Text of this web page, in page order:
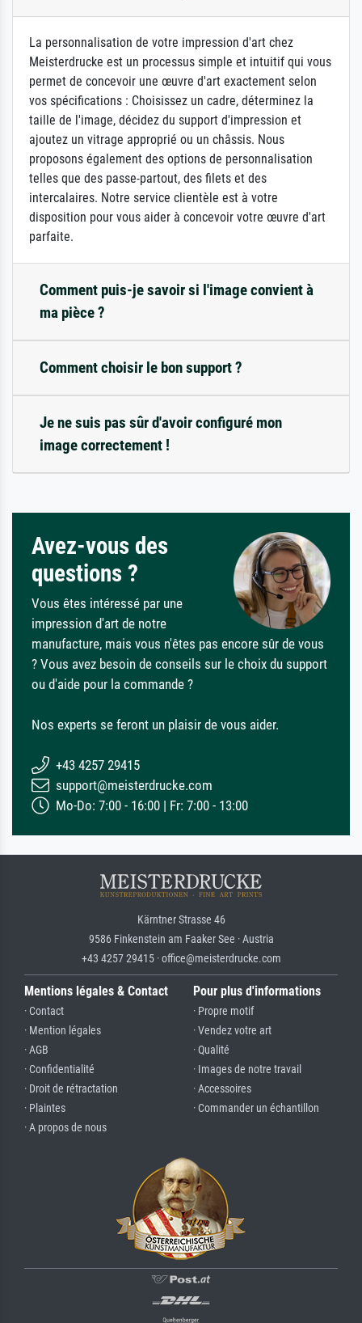
La personnalisation de votre impression d'art chez
Meisterdrucke est un processus simple et intuitif qui vous
permet de concevoir une œuvre d'art exactement selon
vos spécifications : Choisissez un cadre, déterminez la
taille de l'image, décidez du support d'impression et
ajoutez un vitrage approprié ou un châssis. Nous
proposons également des options de personnalisation
telles que des passe-partout, des filets et des
intercalaires. Notre service clientèle est à votre
disposition pour vous aider à concevoir votre œuvre d'art
parfaite.
Comment puis-je savoir si l'image convient à
ma pièce ?
Comment choisir le bon support ?
Je ne suis pas sûr d'avoir configuré mon
image correctement !
Avez-vous des
questions ?
Vous êtes intéressé par une
impression d'art de notre
manufacture, mais vous n'êtes pas encore sûr de vous
? Vous avez besoin de conseils sur le choix du support
ou d'aide pour la commande ?
Nos experts se feront un plaisir de vous aider.
+43 4257 29415
support@meisterdrucke.com
Mo-Do: 7:00 - 16:00 | Fr: 7:00 - 13:00
Kärntner Strasse 46
9586 Finkenstein am Faaker See · Austria
+43 4257 29415 · office@meisterdrucke.com
Mentions légales & Contact
· Contact
· Mention légales
· AGB
· Confidentialité
· Droit de rétractation
· Plaintes
· A propos de nous
Pour plus d'informations
· Propre motif
· Vendez votre art
· Qualité
· Images de notre travail
· Accessoires
· Commander un échantillon